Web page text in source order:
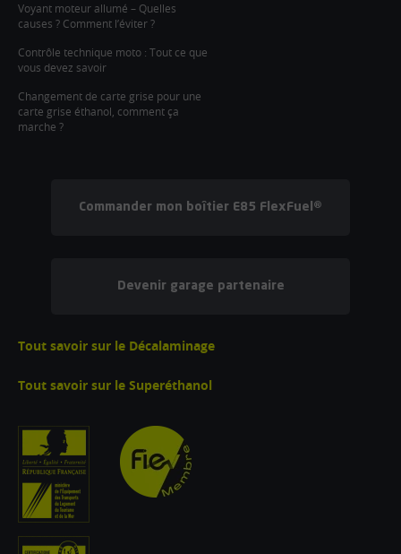
Voyant moteur allumé – Quelles
causes ? Comment l’éviter ?
Contrôle technique moto : Tout ce que
vous devez savoir
Changement de carte grise pour une
carte grise éthanol, comment ça
marche ?
Commander mon boîtier E85 FlexFuel®
Devenir garage partenaire
Tout savoir sur le Décalaminage
Tout savoir sur le Superéthanol